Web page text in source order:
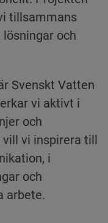
tillsammans
och
Svenskt Vatten
vi aktivt i
och
vill vi inspirera till
i
och
arbete.